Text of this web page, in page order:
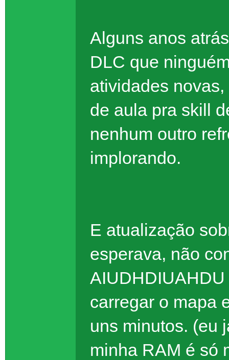
Alguns anos
DLC que
atividades
de aula pra skill
nenhum outro
implorando.
E atualização
esperava, não
carregar o mapa
uns minutos. (eu
minha RAM é só